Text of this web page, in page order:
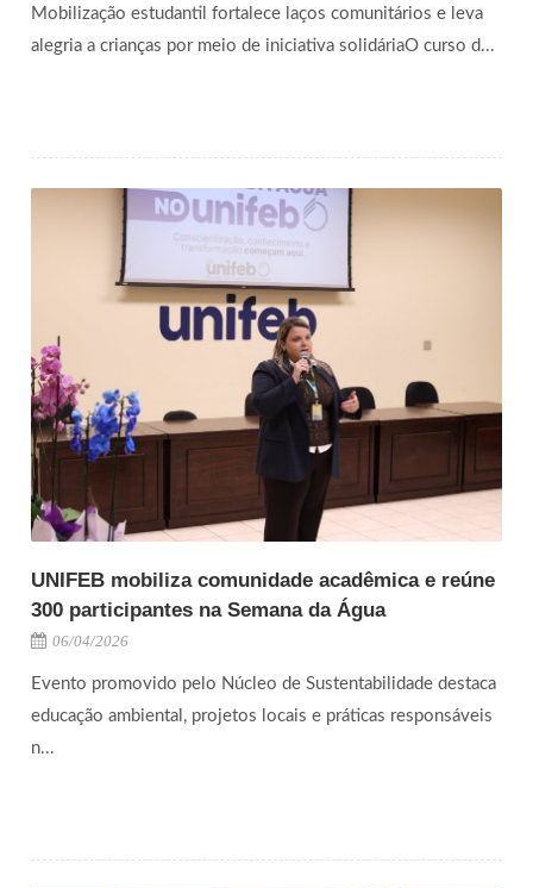
Mobilização estudantil fortalece laços comunitários e leva
alegria a crianças por meio de iniciativa solidáriaO curso d...
UNIFEB mobiliza comunidade acadêmica e reúne
300 participantes na Semana da Água
06/04/2026
Evento promovido pelo Núcleo de Sustentabilidade destaca
educação ambiental, projetos locais e práticas responsáveis
n...